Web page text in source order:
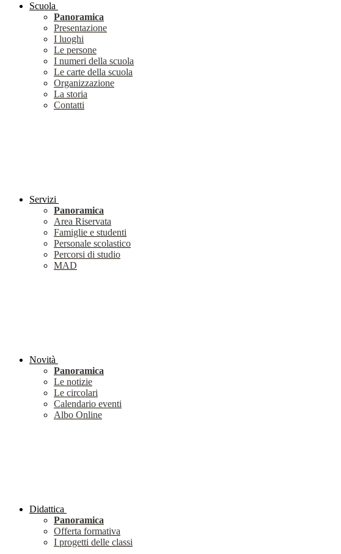
Scuola
Panoramica
Presentazione
I luoghi
Le persone
I numeri della scuola
Le carte della scuola
Organizzazione
La storia
Contatti
Servizi
Panoramica
Area Riservata
Famiglie e studenti
Personale scolastico
Percorsi di studio
MAD
Novità
Panoramica
Le notizie
Le circolari
Calendario eventi
Albo Online
Didattica
Panoramica
Offerta formativa
I progetti delle classi